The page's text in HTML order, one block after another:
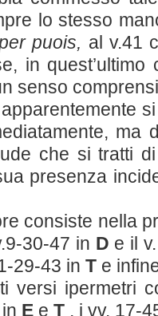
lo stesso
puois, al v.41
in
senso
ma
che si tratti
presenza
consiste nella
30-47 in D e il
29-43 in T e
versi ipermetri
E e T , i vv. 17-